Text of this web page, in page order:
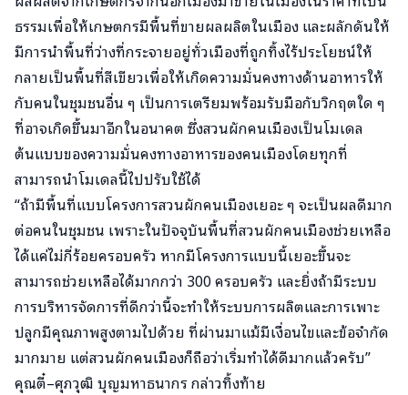
ธรรมเพื่อให้เกษตกรมีพื้นที่ขายผลผลิตในเมือง และผลักดันให้
มีการนำพื้นที่ว่างที่กระจายอยู่ทั่วเมืองที่ถูกทิ้งไร้ประโยชน์ให้
กลายเป็นพื้นที่สีเขียวเพื่อให้เกิดความมั่นคงทางด้านอาหารให้
กับคนในชุมชนอื่น ๆ เป็นการเตรียมพร้อมรับมือกับวิกฤตใด ๆ
ที่อาจเกิดขึ้นมาอีกในอนาคต ซึ่งสวนผักคนเมืองเป็นโมเดล
ต้นแบบของความมั่นคงทางอาหารของคนเมืองโดยทุกที่
สามารถนำโมเดลนี้ไปปรับใช้ได้
“ถ้ามีพื้นที่แบบโครงการสวนผักคนเมืองเยอะ ๆ จะเป็นผลดีมาก
ต่อคนในชุมชน เพราะในปัจจุบันพื้นที่สวนผักคนเมืองช่วยเหลือ
ได้แค่ไม่กี่ร้อยครอบครัว หากมีโครงการแบบนี้เยอะขึ้นจะ
สามารถช่วยเหลือได้มากกว่า 300 ครอบครัว และยิ่งถ้ามีระบบ
การบริหารจัดการที่ดีกว่านี้จะทำให้ระบบการผลิตและการเพาะ
ปลูกมีคุณภาพสูงตามไปด้วย ที่ผ่านมาแม้มีเงื่อนไขและข้อจำกัด
มากมาย แต่สวนผักคนเมืองก็ถือว่าเริ่มทำได้ดีมากแล้วครับ”
คุณตี๋–ศุภวุฒิ บุญมหาธนากร กล่าวทิ้งท้าย